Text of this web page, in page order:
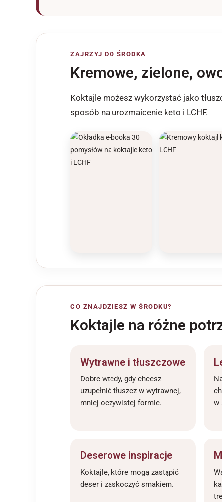
ZAJRZYJ DO ŚRODKA
Kremowe, zielone,
Koktajle możesz wykorzystać jako
sposób na urozmaicenie keto i LCHF.
CO ZNAJDZIESZ W ŚRODKU?
Koktajle na różne
Wytrawne i tłuszczowe
Dobre wtedy, gdy chcesz
uzupełnić tłuszcz w wytrawnej,
mniej oczywistej formie.
w
Deserowe inspiracje
Koktajle, które mogą zastąpić
deser i zaskoczyć smakiem.